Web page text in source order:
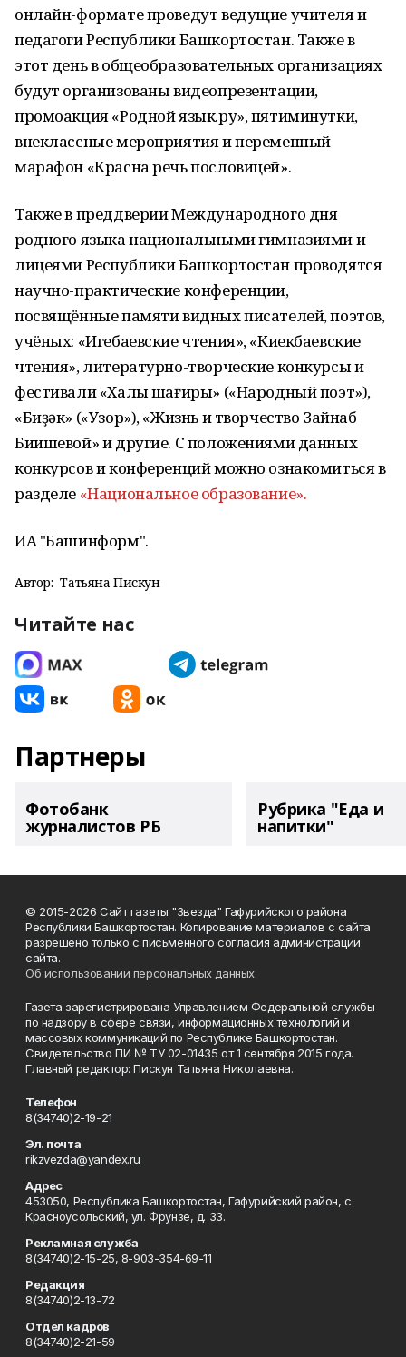
онлайн-формате проведут ведущие учителя и
педагоги Республики Башкортостан. Также в
этот день в общеобразовательных организациях
будут организованы видеопрезентации,
промоакция «Родной язык.ру», пятиминутки,
внеклассные мероприятия и переменный
марафон «Красна речь пословицей».
Также в преддверии Международного дня
родного языка национальными гимназиями и
лицеями Республики Башкортостан проводятся
научно-практические конференции,
посвящённые памяти видных писателей, поэтов,
учёных: «Игебаевские чтения», «Киекбаевские
чтения», литературно-творческие конкурсы и
фестивали «Халыҡ шағиры» («Народный поэт»),
«Биҙәк» («Узор»), «Жизнь и творчество Зайнаб
Биишевой» и другие. С положениями данных
конкурсов и конференций можно ознакомиться в
разделе «Национальное образование».
ИА "Башинформ".
Автор: Татьяна Пискун
Читайте нас
Партнеры
Фотобанк
журналистов РБ
Рубрика "Еда и
напитки"
© 2015-2026 Сайт газеты "Звезда" Гафурийского района
Республики Башкортостан. Копирование материалов с сайта
разрешено только с письменного согласия администрации
сайта.
Об использовании персональных данных
Газета зарегистрирована Управлением Федеральной службы
по надзору в сфере связи, информационных технологий и
массовых коммуникаций по Республике Башкортостан.
Свидетельство ПИ № ТУ 02-01435 от 1 сентября 2015 года.
Главный редактор: Пискун Татьяна Николаевна.
Телефон
8(34740)2-19-21
Эл. почта
rikzvezda@yandex.ru
Адрес
453050, Республика Башкортостан, Гафурийский район, с.
Красноусольский, ул. Фрунзе, д. 33.
Рекламная служба
8(34740)2-15-25, 8-903-354-69-11
Редакция
8(34740)2-13-72
Отдел кадров
8(34740)2-21-59